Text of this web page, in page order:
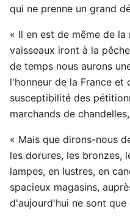
qui ne prenne un grand
« Il en est de même de
vaisseaux iront à la
de temps nous aurons
l'honneur de la France
susceptibilité des
marchands de
« Mais que dirons-nous
les dorures, les bronzes,
lampes, en lustres, en
spacieux magasins,
d'aujourd'hui ne sont que